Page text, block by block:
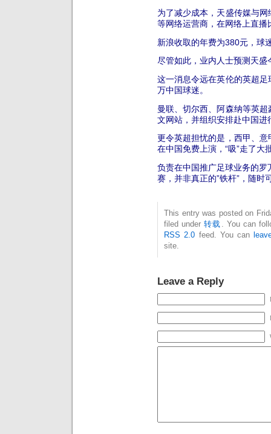
为了减少成本，天盛传媒与
等网络运营商，在网络上直播
新浪收取的年费为380元，球
尽管如此，业内人士预测天
这一消息令远在英伦的英超
万中国球迷。
曼联、切尔西、阿森纳等英
文网站，并组织安排赴中国进
更令英超担忧的是，西甲、
在中国免费上演，“吸”走了大
负责在中国推广足球业务的罗
赛，并非真正的”铁杆”，随时
This entry was posted on
filed under转载
. You can
RSS 2.0 feed. You can
site.
Leave a Reply